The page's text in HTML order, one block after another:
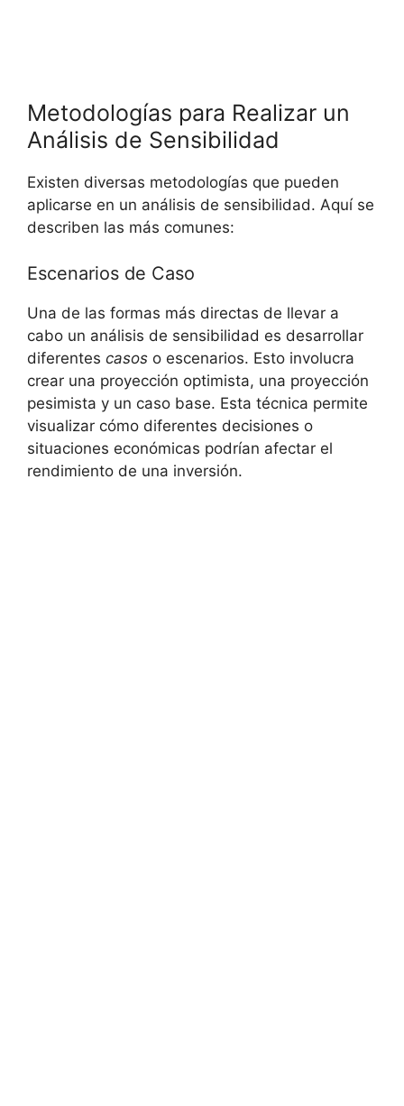
Metodologías para⁤ Realizar un
Análisis de Sensibilidad
Existen diversas⁤ metodologías que pueden
aplicarse​ en un análisis de sensibilidad. Aquí se
describen las‌ más comunes:
Escenarios de Caso
Una de las formas más‍ directas de llevar a​
cabo ⁣un⁣ análisis de sensibilidad es desarrollar
diferentes⁤ casos ⁣o escenarios. Esto involucra
crear una proyección optimista, ​una proyección
pesimista y un caso base. Esta ⁣técnica permite
‍visualizar cómo diferentes decisiones o
situaciones económicas podrían afectar‍ el
rendimiento ⁤de una inversión.